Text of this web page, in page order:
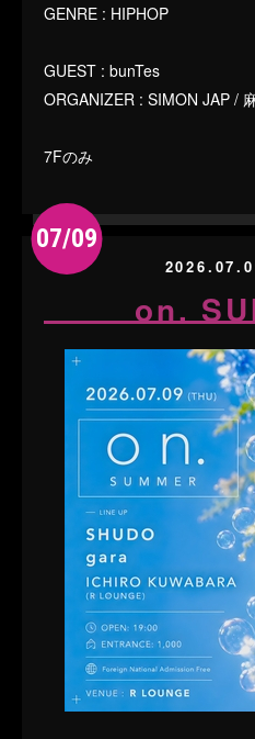
GENRE : HIPHOP
GUEST : bunTes
ORGANIZER : SIMON JAP /
7Fのみ
07/09
on.